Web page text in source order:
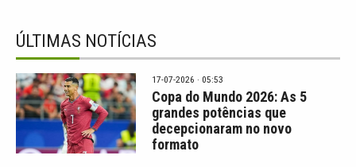
ÚLTIMAS NOTÍCIAS
17-07-2026 · 05:53
Copa do Mundo 2026: As 5
grandes potências que
decepcionaram no novo
formato